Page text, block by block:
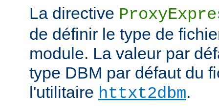
La directive
de définir le type de
module. La valeur par
type DBM par défaut du
l'utilitaire httxt2dbm.